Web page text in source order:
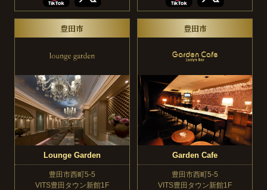
豊田市
Lounge Garden
豊田市西町5-5
VITS豊田タウン新館1F
豊田市
Garden Cafe
豊田市西町5-5
VITS豊田タウン新館1F